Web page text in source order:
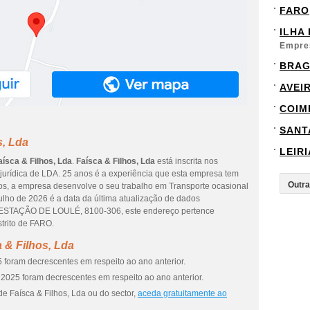
Lda
& Filhos, Lda. Faísca & Filhos, Lda está inscrita nos
de LDA. 25 anos é a experiência que esta empresa tem
a empresa desenvolve o seu trabalho em Transporte ocasional
de 2026 é a data da última atualização de dados
DE LOULÉ, 8100-306, este endereço pertence
de FARO.
& Filhos, Lda
decrescentes em respeito ao ano anterior.
foram decrescentes em respeito ao ano anterior.
Faísca & Filhos, Lda ou do sector, aceda gratuitamente ao
FARO
ILHA